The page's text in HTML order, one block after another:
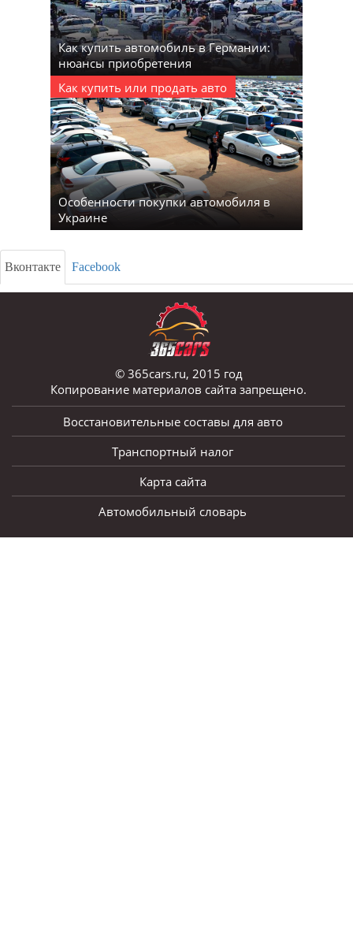
Как купить автомобиль в Германии:
нюансы приобретения
Как купить или продать авто
Особенности покупки автомобиля в
Украине
Вконтакте Facebook
© 365cars.ru, 2015 год
Копирование материалов сайта запрещено.
Восстановительные составы для авто
Транспортный налог
Карта сайта
Автомобильный словарь